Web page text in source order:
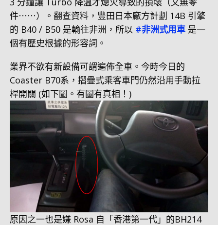
件⋯⋯）。翻查資料，豐田日本廠方計劃 14B 引擎
的 B40 / B50 是輸往非洲，所以 #非洲式用車 是一
個有歷史根據的形容詞。
業界不欲有新設備可謂遍佈全車。今時今日的
Coaster B70系，摺疊式乘客車門仍然沿用手動拉
桿開關 (如下圖。有圖有真相！)
原因之一也是嫌 Rosa 自「香港第一代」的BH214